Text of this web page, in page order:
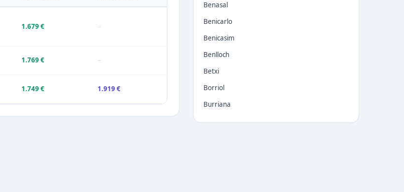
1.679 € –
1.769 € –
1.749 € 1.919 €
Benasal
Benicarlo
Benicasim
Benlloch
Betxi
Borriol
Burriana